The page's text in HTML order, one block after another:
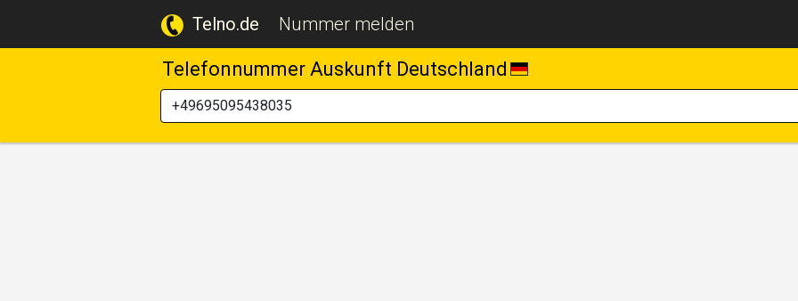
Telno.de Nummer melden
Telefonnummer Auskunft Deutschland